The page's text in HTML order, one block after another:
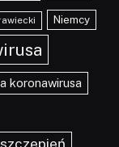
Niemcy
koronawirusa